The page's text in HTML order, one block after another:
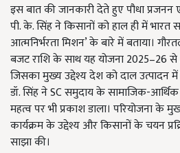
इस बात की जानकारी देते हुए पौधा प्रजनन
पी. के. सिंह ने किसानों को हाल ही में भारत
आत्मनिर्भरता मिशन’ के बारे में बताया।
बजट राशि के साथ यह योजना 2025–26
जिसका मुख्य उद्देश्य देश को दाल उत्पादन में
डॉ. सिंह ने SC समुदाय के सामाजिक-
महत्व पर भी प्रकाश डाला। परियोजना
कार्यक्रम के उद्देश्य और किसानों के चयन
साझा की।